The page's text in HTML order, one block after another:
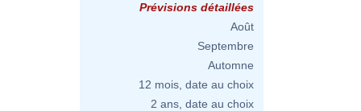
Prévisions détaillées
Août
Septembre
Automne
12 mois, date au choix
2 ans, date au choix